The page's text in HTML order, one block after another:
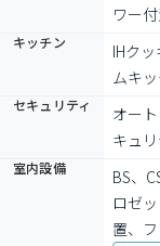
ワー
キッチン
IHク
ムキ
セキュリティ
オー
キュ
室内設備
BS、
ロゼ
置、